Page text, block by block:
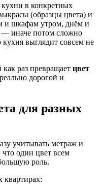
в конкретных
(образцы цвета) и
и шкафам утром, днём и
— иначе потом сложно
выглядит совсем не
раз превращает цвет
дорогой и
для разных
учитывать метраж и
один цвет всем
роль.
квартирах: